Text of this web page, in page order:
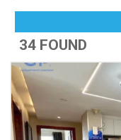
34 FOUND